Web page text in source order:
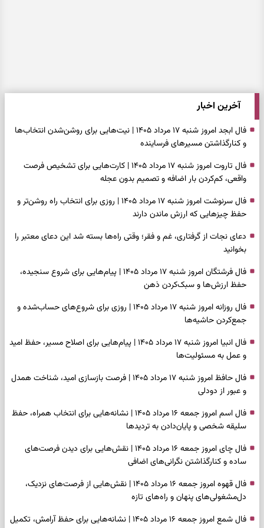
آخرین اخبار
فال ابجد امروز شنبه ۱۷ مرداد ۱۴۰۵ | نیت‌هایی برای روشن‌شدن انتخاب‌ها
و کنارگذاشتن مسیرهای فرساینده
فال تاروت امروز شنبه ۱۷ مرداد ۱۴۰۵ | کارت‌هایی برای تشخیص فرصت
واقعی، کم‌کردن بار اضافه و تصمیم بدون عجله
فال سرنوشت امروز شنبه ۱۷ مرداد ۱۴۰۵ | روزی برای انتخاب راه روشن‌تر و
حفظ چیزهایی که ارزش ماندن دارند
دعای نجات از گرفتاری، غم و فقر؛ وقتی راه‌ها بسته شد این دعای معتبر را
بخوانید
فال فرشتگان امروز شنبه ۱۷ مرداد ۱۴۰۵ | پیام‌هایی برای شروع سنجیده،
حفظ ارزش‌ها و سبک‌کردن ذهن
فال روزانه امروز شنبه ۱۷ مرداد ۱۴۰۵ | روزی برای شروع‌های حساب‌شده و
جمع‌کردن حاشیه‌ها
فال انبیا امروز شنبه ۱۷ مرداد ۱۴۰۵ | پیام‌هایی برای اصلاح مسیر، حفظ امید
و عمل به مسئولیت‌ها
فال حافظ امروز شنبه ۱۷ مرداد ۱۴۰۵ | فرصت بازسازی امید، شناخت همدل
و عبور از دودلی
فال اسم امروز جمعه ۱۶ مرداد ۱۴۰۵ | نشانه‌هایی برای انتخاب همراه، حفظ
سلیقه شخصی و پایان‌دادن به تردیدها
فال چای امروز جمعه ۱۶ مرداد ۱۴۰۵ | نقش‌هایی برای دیدن فرصت‌های
ساده و کنارگذاشتن نگرانی‌های اضافی
فال قهوه امروز جمعه ۱۶ مرداد ۱۴۰۵ | نقش‌هایی از فرصت‌های نزدیک،
دل‌مشغولی‌های پنهان و راه‌های تازه
فال شمع امروز جمعه ۱۶ مرداد ۱۴۰۵ | نشانه‌هایی برای حفظ آرامش، تکمیل